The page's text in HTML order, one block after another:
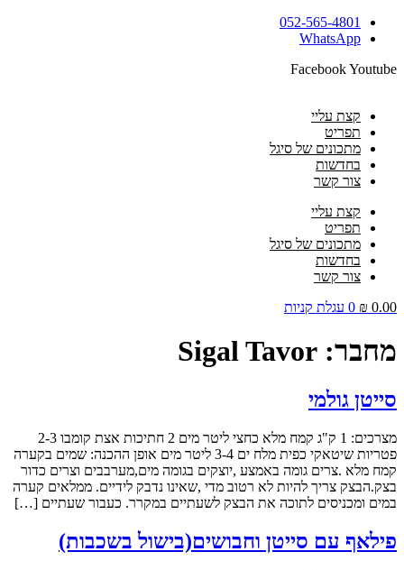
לתוכן
052-565-4801
WhatsApp
FacebookYoutube
קצת עליי
תפריט
מתכונים של סיגל
בחדשות
צור קשר
קצת עליי
תפריט
מתכונים של סיגל
בחדשות
צור קשר
₪ 0.00
0 עגלת קניות
מחבר: Sigal Tavor
סייטן גולמי
מצרכים: 1 ק"ג קמח מלא כחצי ליטר מים 2 חתיכות אצת קומבו 2-3
פטריות שיטאקי כפית מלח ים 3-4 ליטר מים אופן ההכנה: שמים בקערה
קמח מלא .צרים גומה באמצע ,יוצקים בגומה מים,מערבבים וצרים כדור
בצק.הבצק צריך להיות לא רטוב מדי ,שאינו נדבק לידיים. ממלאים קערה
במים ומכניסים לתוכה את הבצק לשעתיים במקרר. כעבור שעתיים […]
פילאף עם סייטן וחבושים(בישול בשכבות)